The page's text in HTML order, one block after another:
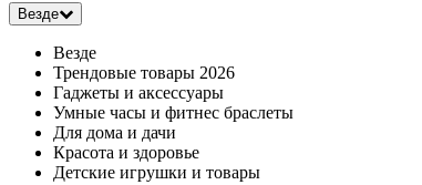
Везде
Везде
Трендовые товары 2026
Гаджеты и аксессуары
Умные часы и фитнес браслеты
Для дома и дачи
Красота и здоровье
Детские игрушки и товары